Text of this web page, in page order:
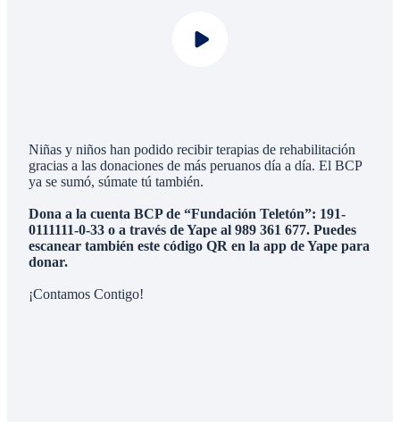
Niñas y niños han podido recibir terapias de rehabilitación
gracias a las donaciones de más peruanos día a día. El BCP
ya se sumó, súmate tú también.
Dona a la cuenta BCP de “Fundación Teletón”: 191-
0111111-0-33 o a través de Yape al 989 361 677. Puedes
escanear también este código QR en la app de Yape para
donar.
¡Contamos Contigo!